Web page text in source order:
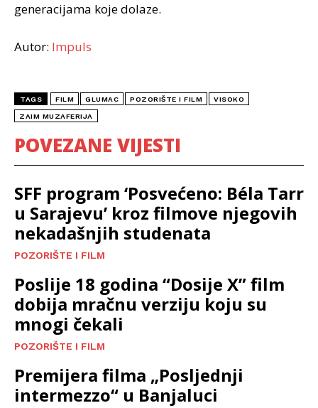
generacijama koje dolaze.
Autor: Impuls
TAGS FILM GLUMAC POZORIŠTE I FILM VISOKO
ZAIM MUZAFERIJA
POVEZANE VIJESTI
SFF program ‘Posvećeno: Béla Tarr
u Sarajevu’ kroz filmove njegovih
nekadašnjih studenata
POZORIŠTE I FILM
Poslije 18 godina “Dosije X” film
dobija mračnu verziju koju su
mnogi čekali
POZORIŠTE I FILM
Premijera filma „Posljednji
intermezzo“ u Banjaluci